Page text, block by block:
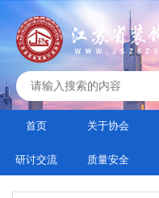
首页 关于协会
研讨交流 质量安全